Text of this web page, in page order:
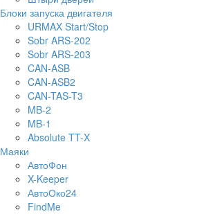
Блоки запуска двигателя
URMAX Start/Stop
Sobr ARS-202
Sobr ARS-203
CAN-ASB
CAN-ASB2
CAN-TAS-T3
MB-2
MB-1
Absolute TT-X
Маяки
АвтоФон
X-Keeper
АвтоОко24
FindMe